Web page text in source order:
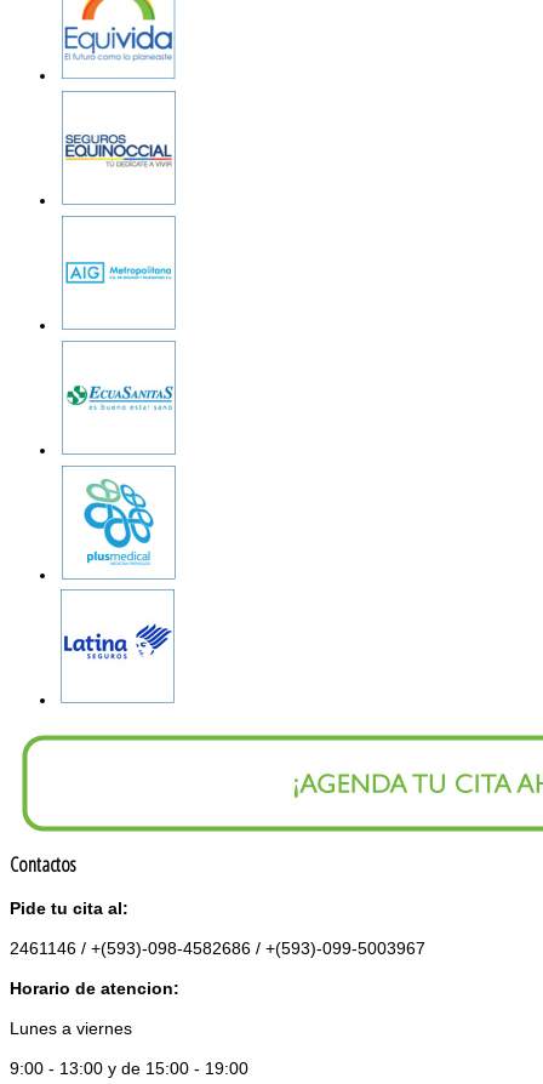
Contactos
Pide tu cita al:
2461146 / +(593)-098-4582686 / +(593)-099-5003967
Horario de atencion:
Lunes a viernes
9:00 - 13:00 y de 15:00 - 19:00